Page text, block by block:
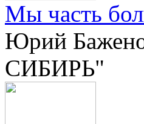
Мы часть
Юрий
СИБИРЬ"